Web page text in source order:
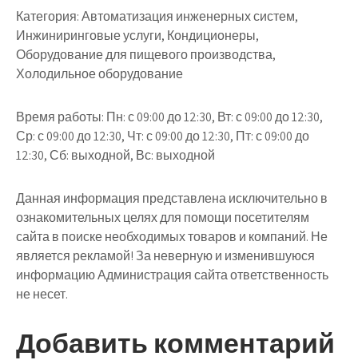
Категория: Автоматизация инженерных систем,
Инжиниринговые услуги, Кондиционеры,
Оборудование для пищевого производства,
Холодильное оборудование
Время работы: Пн: с 09:00 до 12:30, Вт: с 09:00 до 12:30,
Ср: с 09:00 до 12:30, Чт: с 09:00 до 12:30, Пт: с 09:00 до
12:30, Сб: выходной, Вс: выходной
Данная информация представлена исключительно в
ознакомительных целях для помощи посетителям
сайта в поиске необходимых товаров и компаний. Не
является рекламой! За неверную и изменившуюся
информацию Администрация сайта ответственность
не несет.
Добавить комментарий